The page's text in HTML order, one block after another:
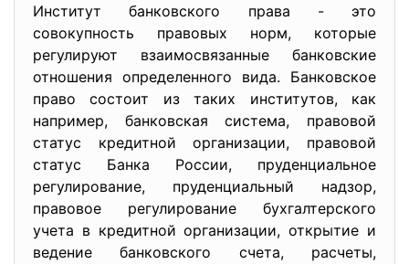
Институт банковского права - это
совокупность правовых норм, которые
регулируют взаимосвязанные банковские
отношения определенного вида. Банковское
право состоит из таких институтов, как
например, банковская система, правовой
статус кредитной организации, правовой
статус Банка России, пруденциальное
регулирование, пруденциальный надзор,
правовое регулирование бухгалтерского
учета в кредитной организации, открытие и
ведение банковского счета, расчеты,